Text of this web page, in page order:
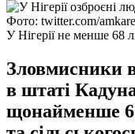
Фото: twitter.com/
У Нігерії не менше 68
Зловмисники
в штаті
щонайменше